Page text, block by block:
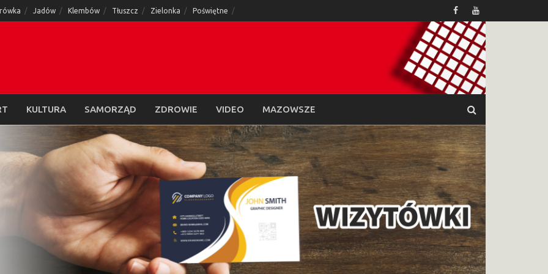
Jadów Klembów Tłuszcz Zielonka Poświętne
KULTURA SAMORZĄD ZDROWIE VIDEO MAZOWSZE